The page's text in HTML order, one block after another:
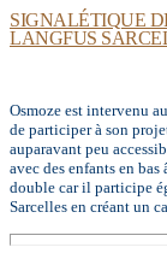
SIGNALÉTIQUE
LANGFUS
Osmoze est intervenu
de participer à son
auparavant peu
avec des enfants en
double car il participe
Sarcelles en créant un